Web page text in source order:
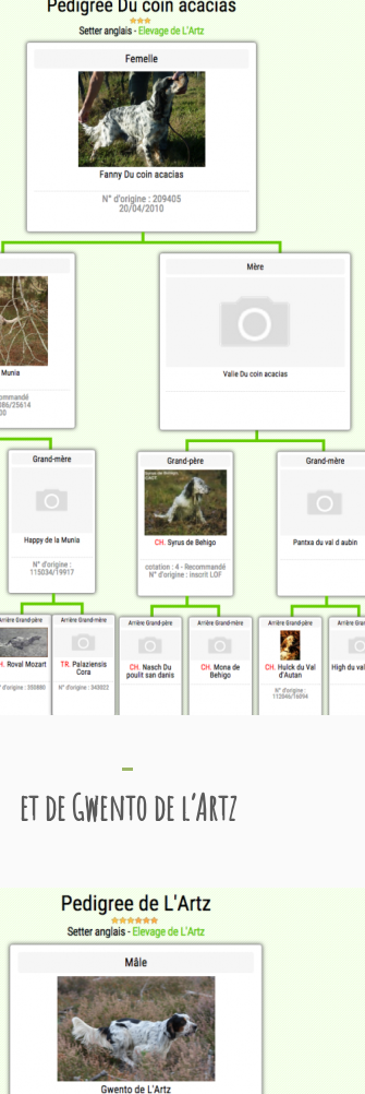
et de Gwento de l’Artz